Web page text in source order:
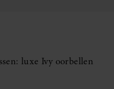
luxe Ivy oorbellen